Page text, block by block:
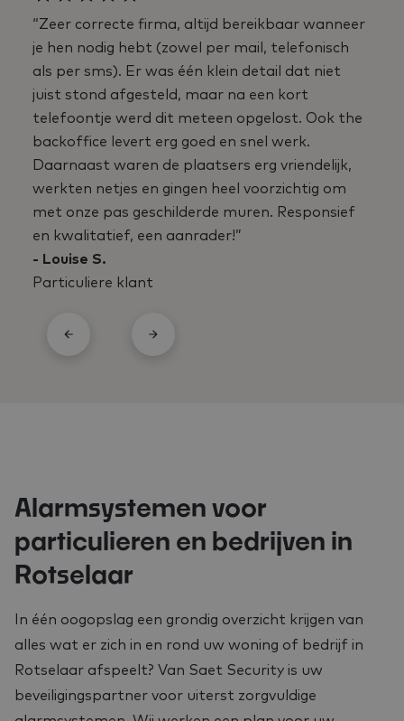
“Zeer correcte firma, altijd bereikbaar wanneer
je hen nodig hebt (zowel per mail, telefonisch
als per sms). Er was één klein detail dat niet
juist stond afgesteld, maar na een kort
telefoontje werd dit meteen opgelost. Ook the
backoffice levert erg goed en snel werk.
Daarnaast waren de plaatsers erg vriendelijk,
werkten netjes en gingen heel voorzichtig om
met onze pas geschilderde muren. Responsief
en kwalitatief, een aanrader!”
- Louise S.
Particuliere klant
Alarmsystemen voor
particulieren en bedrijven in
Rotselaar
In één oogopslag een grondig overzicht krijgen van
alles wat er zich in en rond uw woning of bedrijf in
Rotselaar afspeelt? Van Saet Security is uw
beveiligingspartner voor uiterst zorgvuldige